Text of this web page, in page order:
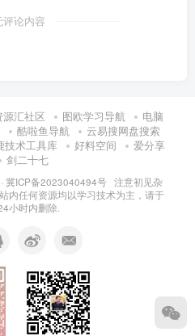
评论内容
源汇社区 图欧学习导航
电脑
酷啦鱼导航
云易搜网盘搜索
技术工具库 好料空间
爱分享
剑二十七
冀ICP备2023040494号 注意初见杂
内任何资源均以学习技术为主，请于
小时内删除.